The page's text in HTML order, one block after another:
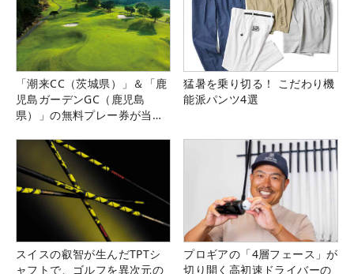
「潮来CC（茨城県）」＆「鹿
児島ガーデンGC（鹿児島
県）」の無料プレー券が当た
猛暑を乗り切る！ こだわり機
能派パンツ4選
スイスの叡智が生んだTPTシ
ャフトで、ゴルフを異次元の
プロギアの「4層フェース」が
切り開く高初速ドライバーの